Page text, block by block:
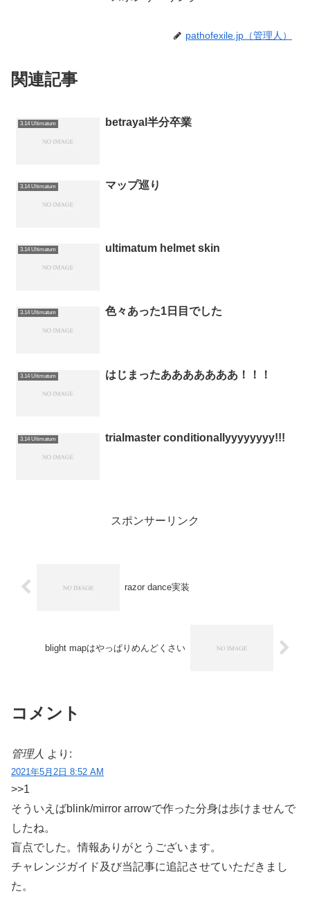
pathofexile.jp（管理人）
関連記事
3.14 Ultimatum betrayal半分卒業
3.14 Ultimatum マップ巡り
3.14 Ultimatum ultimatum helmet skin
3.14 Ultimatum 色々あった1日目でした
3.14 Ultimatum はじまったあああああああ！！！
3.14 Ultimatum trialmaster conditionallyyyyyyyy!!!
スポンサーリンク
razor dance実装
blight mapはやっぱりめんどくさい
コメント
管理人 より:
2021年5月2日 8:52 AM
>>1
そういえばblink/mirror arrowで作った分身は歩けませんで
したね。
盲点でした。情報ありがとうございます。
チャレンジガイド及び当記事に追記させていただきまし
た。